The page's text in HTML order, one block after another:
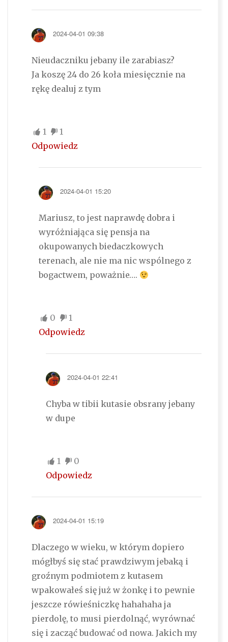
2024-04-01 09:38
Nieudaczniku jebany ile zarabiasz?
Ja koszę 24 do 26 koła miesięcznie na
rękę dealuj z tym
1
1
Odpowiedz
2024-04-01 15:20
Mariusz, to jest naprawdę dobra i
wyróżniająca się pensja na
okupowanych biedaczkowych
terenach, ale nie ma nic wspólnego z
bogactwem, poważnie….
0
1
Odpowiedz
2024-04-01 22:41
Chyba w tibii kutasie obsrany jebany
w dupe
1
0
Odpowiedz
2024-04-01 15:19
Dlaczego w wieku, w którym dopiero
mógłbyś się stać prawdziwym jebaką i
groźnym podmiotem z kutasem
wpakowałeś się już w żonkę i to pewnie
jeszcze rówieśniczkę hahahaha ja
pierdolę, to musi pierdolnąć, wyrównać
się i zacząć budować od nowa. Jakich my